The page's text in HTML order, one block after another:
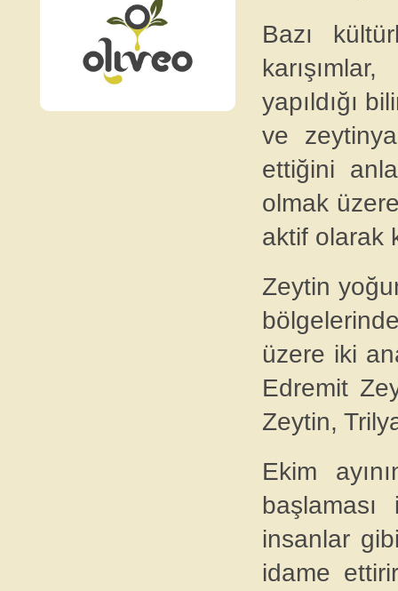
Bazı
yapıldığı
ve
ettiğini
olmak
aktif olarak
Zeytin
üzere iki
Edremit
Zeytin,
Ekim
insanlar
idame